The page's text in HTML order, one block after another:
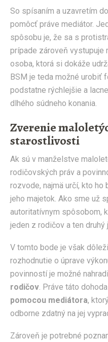
So spísaním a uzavretím
pomôcť práve mediátor.
spôsobu je, že sa s
prípade zároveň vystupuje
osoba, ktorá si dokáže
BSM je teda možné urobiť
podstatne rýchlejšie a
dlhého súdneho konania.
Zverenie
starostlivosti
Ak sú v manželstve
rodičovských práv a
rozvode, najmä určí, kto
jeho majetok. Ako sme už
autoritatívnym spôsobom,
jeden z rodičov a ten druhý
V tomto bode je však
rozhodnutie o úprave
povinností je možné
rodičov. Práve táto dohoda
pomocou mediátora,
odborne zdatný na jej
Zároveň je potrebné